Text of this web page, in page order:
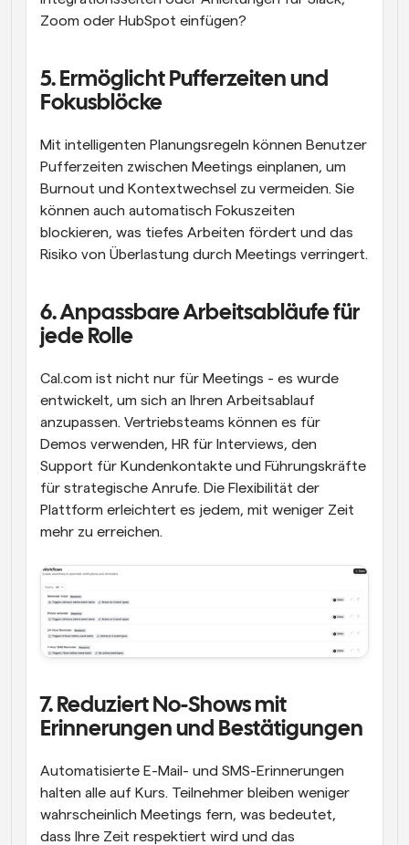
Zoom oder HubSpot einfügen?
5. Ermöglicht Pufferzeiten und
Fokusblöcke
Mit intelligenten Planungsregeln können Benutzer
Pufferzeiten zwischen Meetings einplanen, um
Burnout und Kontextwechsel zu vermeiden. Sie
können auch automatisch Fokuszeiten
blockieren, was tiefes Arbeiten fördert und das
Risiko von Überlastung durch Meetings verringert.
6. Anpassbare Arbeitsabläufe für
jede Rolle
Cal.com ist nicht nur für Meetings - es wurde
entwickelt, um sich an Ihren Arbeitsablauf
anzupassen. Vertriebsteams können es für
Demos verwenden, HR für Interviews, den
Support für Kundenkontakte und Führungskräfte
für strategische Anrufe. Die Flexibilität der
Plattform erleichtert es jedem, mit weniger Zeit
mehr zu erreichen.
7. Reduziert No-Shows mit
Erinnerungen und Bestätigungen
Automatisierte E-Mail- und SMS-Erinnerungen
halten alle auf Kurs. Teilnehmer bleiben weniger
wahrscheinlich Meetings fern, was bedeutet,
dass Ihre Zeit respektiert wird und das